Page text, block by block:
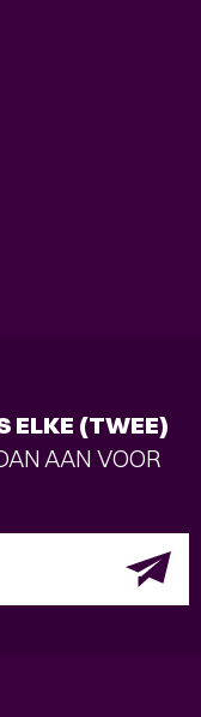
ELKE (TWEE)
AAN VOOR